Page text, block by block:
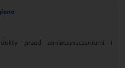
przed zanieczyszczeniami i